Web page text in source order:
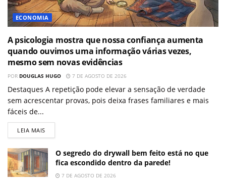
ECONOMIA
A psicologia mostra que nossa confiança aumenta
quando ouvimos uma informação várias vezes,
mesmo sem novas evidências
POR DOUGLAS HUGO 7 DE AGOSTO DE 2026
Destaques A repetição pode elevar a sensação de verdade
sem acrescentar provas, pois deixa frases familiares e mais
fáceis de...
LEIA MAIS
O segredo do drywall bem feito está no que
fica escondido dentro da parede!
7 DE AGOSTO DE 2026